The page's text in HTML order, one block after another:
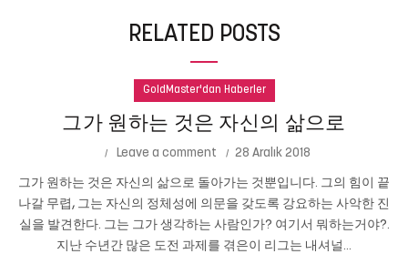
RELATED POSTS
GoldMaster'dan Haberler
그가 원하는 것은 자신의 삶으로
Leave a comment 28 Aralık 2018
그가 원하는 것은 자신의 삶으로 돌아가는 것뿐입니다. 그의 힘이 끝
나갈 무렵, 그는 자신의 정체성에 의문을 갖도록 강요하는 사악한 진
실을 발견한다. 그는 그가 생각하는 사람인가? 여기서 뭐하는거야?.
지난 수년간 많은 도전 과제를 겪은이 리그는 내셔널...